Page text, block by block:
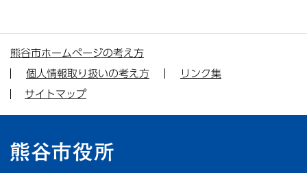
熊谷市ホームページの考え方
個人情報取り扱いの考え方
リンク集
サイトマップ